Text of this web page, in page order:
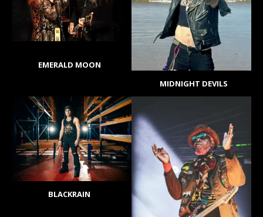
EMERALD MOON
MIDNIGHT DEVILS
BLACKRAIN